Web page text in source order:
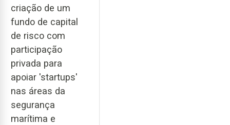
criação de um
fundo de capital
de risco com
participação
privada para
apoiar 'startups'
nas áreas da
segurança
marítima e